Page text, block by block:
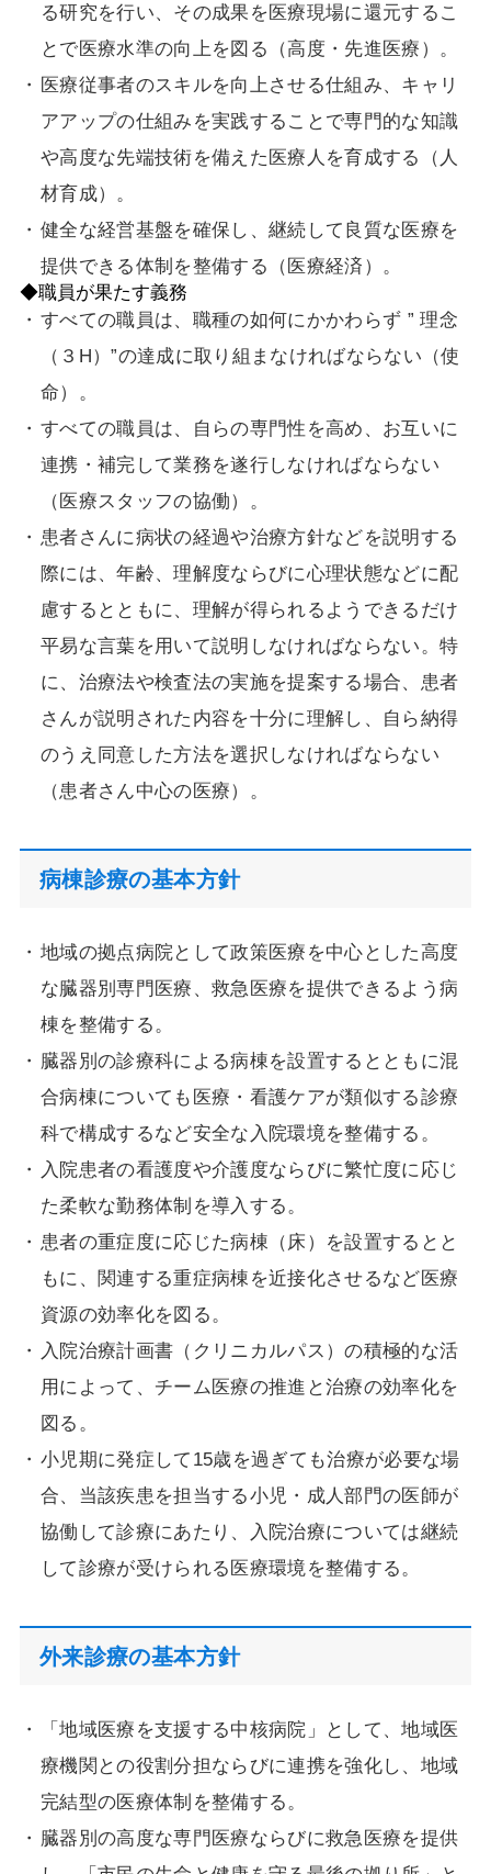
る研究を行い、その成果を医療現場に還元するこ
とで医療水準の向上を図る（高度・先進医療）。
医療従事者のスキルを向上させる仕組み、キャリ
アアップの仕組みを実践することで専門的な知識
や高度な先端技術を備えた医療人を育成する（人
材育成）。
健全な経営基盤を確保し、継続して良質な医療を
提供できる体制を整備する（医療経済）。
◆職員が果たす義務
すべての職員は、職種の如何にかかわらず ” 理念
（３H）”の達成に取り組まなければならない（使
命）。
すべての職員は、自らの専門性を高め、お互いに
連携・補完して業務を遂行しなければならない
（医療スタッフの協働）。
患者さんに病状の経過や治療方針などを説明する
際には、年齢、理解度ならびに心理状態などに配
慮するとともに、理解が得られるようできるだけ
平易な言葉を用いて説明しなければならない。特
に、治療法や検査法の実施を提案する場合、患者
さんが説明された内容を十分に理解し、自ら納得
のうえ同意した方法を選択しなければならない
（患者さん中心の医療）。
病棟診療の基本方針
地域の拠点病院として政策医療を中心とした高度
な臓器別専門医療、救急医療を提供できるよう病
棟を整備する。
臓器別の診療科による病棟を設置するとともに混
合病棟についても医療・看護ケアが類似する診療
科で構成するなど安全な入院環境を整備する。
入院患者の看護度や介護度ならびに繁忙度に応じ
た柔軟な勤務体制を導入する。
患者の重症度に応じた病棟（床）を設置するとと
もに、関連する重症病棟を近接化させるなど医療
資源の効率化を図る。
入院治療計画書（クリニカルパス）の積極的な活
用によって、チーム医療の推進と治療の効率化を
図る。
小児期に発症して15歳を過ぎても治療が必要な場
合、当該疾患を担当する小児・成人部門の医師が
協働して診療にあたり、入院治療については継続
して診療が受けられる医療環境を整備する。
外来診療の基本方針
「地域医療を支援する中核病院」として、地域医
療機関との役割分担ならびに連携を強化し、地域
完結型の医療体制を整備する。
臓器別の高度な専門医療ならびに救急医療を提供